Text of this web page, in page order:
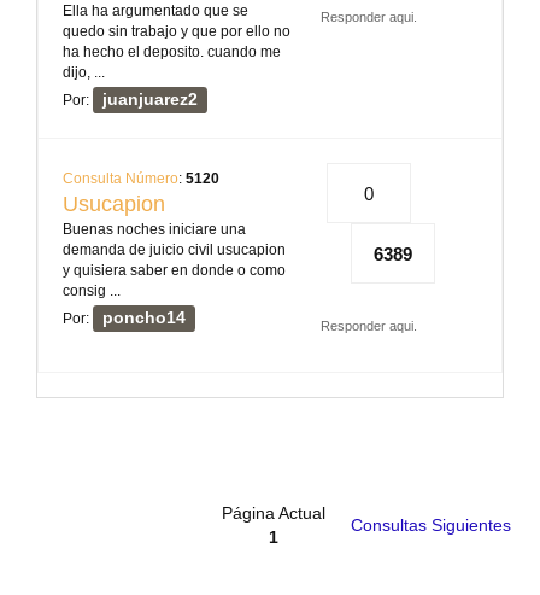
Ella ha argumentado que se
quedo sin trabajo y que por ello no
ha hecho el deposito. cuando me
dijo, ...
Por:
juanjuarez2
Responder aqui.
Consulta Número: 5120
Usucapion
Buenas noches iniciare una
demanda de juicio civil usucapion
y quisiera saber en donde o como
consig ...
Por:
poncho14
0
6389
Responder aqui.
Página Actual
1
Consultas Siguientes